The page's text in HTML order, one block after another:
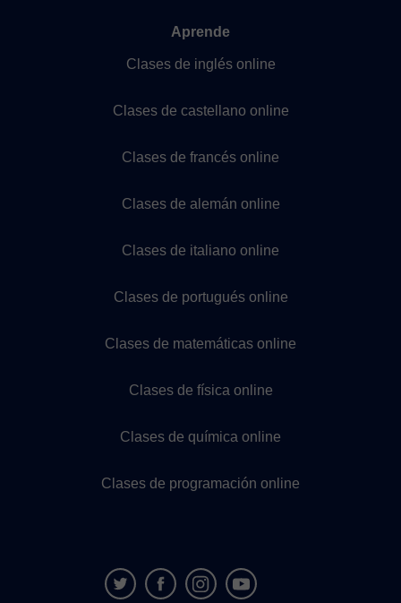
Aprende
Clases de inglés online
Clases de castellano online
Clases de francés online
Clases de alemán online
Clases de italiano online
Clases de portugués online
Clases de matemáticas online
Clases de física online
Clases de química online
Clases de programación online